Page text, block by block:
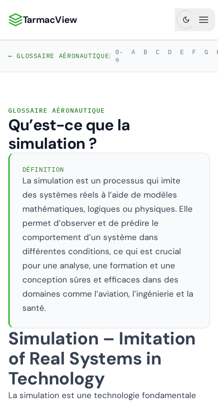
TarmacView : Analyses aéronautiques de précision
TarmacView
← GLOSSAIRE AÉRONAUTIQUE| 0-
9
A B C D E F G
GLOSSAIRE AÉRONAUTIQUE
Qu’est-ce que la
simulation ?
DÉFINITION
La simulation est un processus qui imite
des systèmes réels à l’aide de modèles
mathématiques, logiques ou physiques. Elle
permet d’observer et de prédire le
comportement d’un système dans
différentes conditions, ce qui est crucial
pour une analyse, une formation et une
conception sûres et efficaces dans des
domaines comme l’aviation, l’ingénierie et la
santé.
Simulation – Imitation
of Real Systems in
Technology
La simulation est une technologie fondamentale